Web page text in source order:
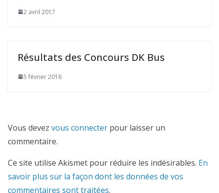
2 avril 2017
Résultats des Concours DK Bus
5 février 2016
Vous devez vous connecter pour laisser un
commentaire.
Ce site utilise Akismet pour réduire les indésirables. En
savoir plus sur la façon dont les données de vos
commentaires sont traitées.